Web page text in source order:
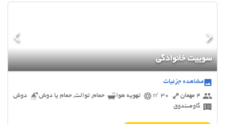
سوییت خانوادگی
مشاهده جزئیات
4 مهمان
30 ㎡ تهویه هوا حمام, توالت, حمام یا دوش
دوش
گاوصندوق